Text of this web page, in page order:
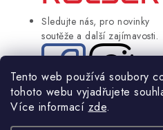
Tento web používá soubory
tohoto webu vyjadřujete
Více informací zde.
Sledujte nás, pro novinky
soutěže a další zajímavosti.
© Copyright 2004-2024 Rolser.cz |